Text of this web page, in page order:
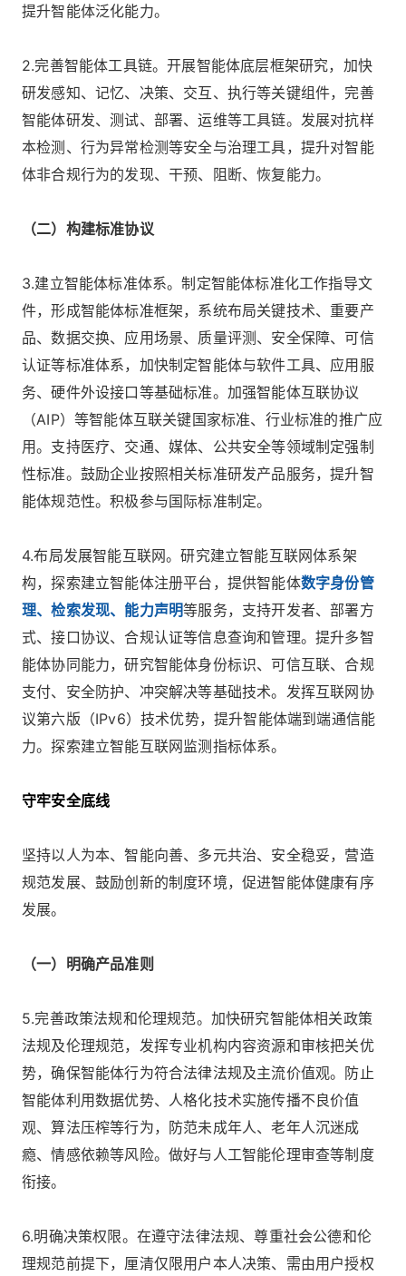
提升智能体泛化能力。
2.完善智能体工具链。开展智能体底层框架研究，加快
研发感知、记忆、决策、交互、执行等关键组件，完善
智能体研发、测试、部署、运维等工具链。发展对抗样
本检测、行为异常检测等安全与治理工具，提升对智能
体非合规行为的发现、干预、阻断、恢复能力。
（二）构建标准协议
3.建立智能体标准体系。制定智能体标准化工作指导文
件，形成智能体标准框架，系统布局关键技术、重要产
品、数据交换、应用场景、质量评测、安全保障、可信
认证等标准体系，加快制定智能体与软件工具、应用服
务、硬件外设接口等基础标准。加强智能体互联协议
（AIP）等智能体互联关键国家标准、行业标准的推广应
用。支持医疗、交通、媒体、公共安全等领域制定强制
性标准。鼓励企业按照相关标准研发产品服务，提升智
能体规范性。积极参与国际标准制定。
4.布局发展智能互联网。研究建立智能互联网体系架
构，探索建立智能体注册平台，提供智能体数字身份管
理、检索发现、能力声明等服务，支持开发者、部署方
式、接口协议、合规认证等信息查询和管理。提升多智
能体协同能力，研究智能体身份标识、可信互联、合规
支付、安全防护、冲突解决等基础技术。发挥互联网协
议第六版（IPv6）技术优势，提升智能体端到端通信能
力。探索建立智能互联网监测指标体系。
守牢安全底线
坚持以人为本、智能向善、多元共治、安全稳妥，营造
规范发展、鼓励创新的制度环境，促进智能体健康有序
发展。
（一）明确产品准则
5.完善政策法规和伦理规范。加快研究智能体相关政策
法规及伦理规范，发挥专业机构内容资源和审核把关优
势，确保智能体行为符合法律法规及主流价值观。防止
智能体利用数据优势、人格化技术实施传播不良价值
观、算法压榨等行为，防范未成年人、老年人沉迷成
瘾、情感依赖等风险。做好与人工智能伦理审查等制度
衔接。
6.明确决策权限。在遵守法律法规、尊重社会公德和伦
理规范前提下，厘清仅限用户本人决策、需由用户授权